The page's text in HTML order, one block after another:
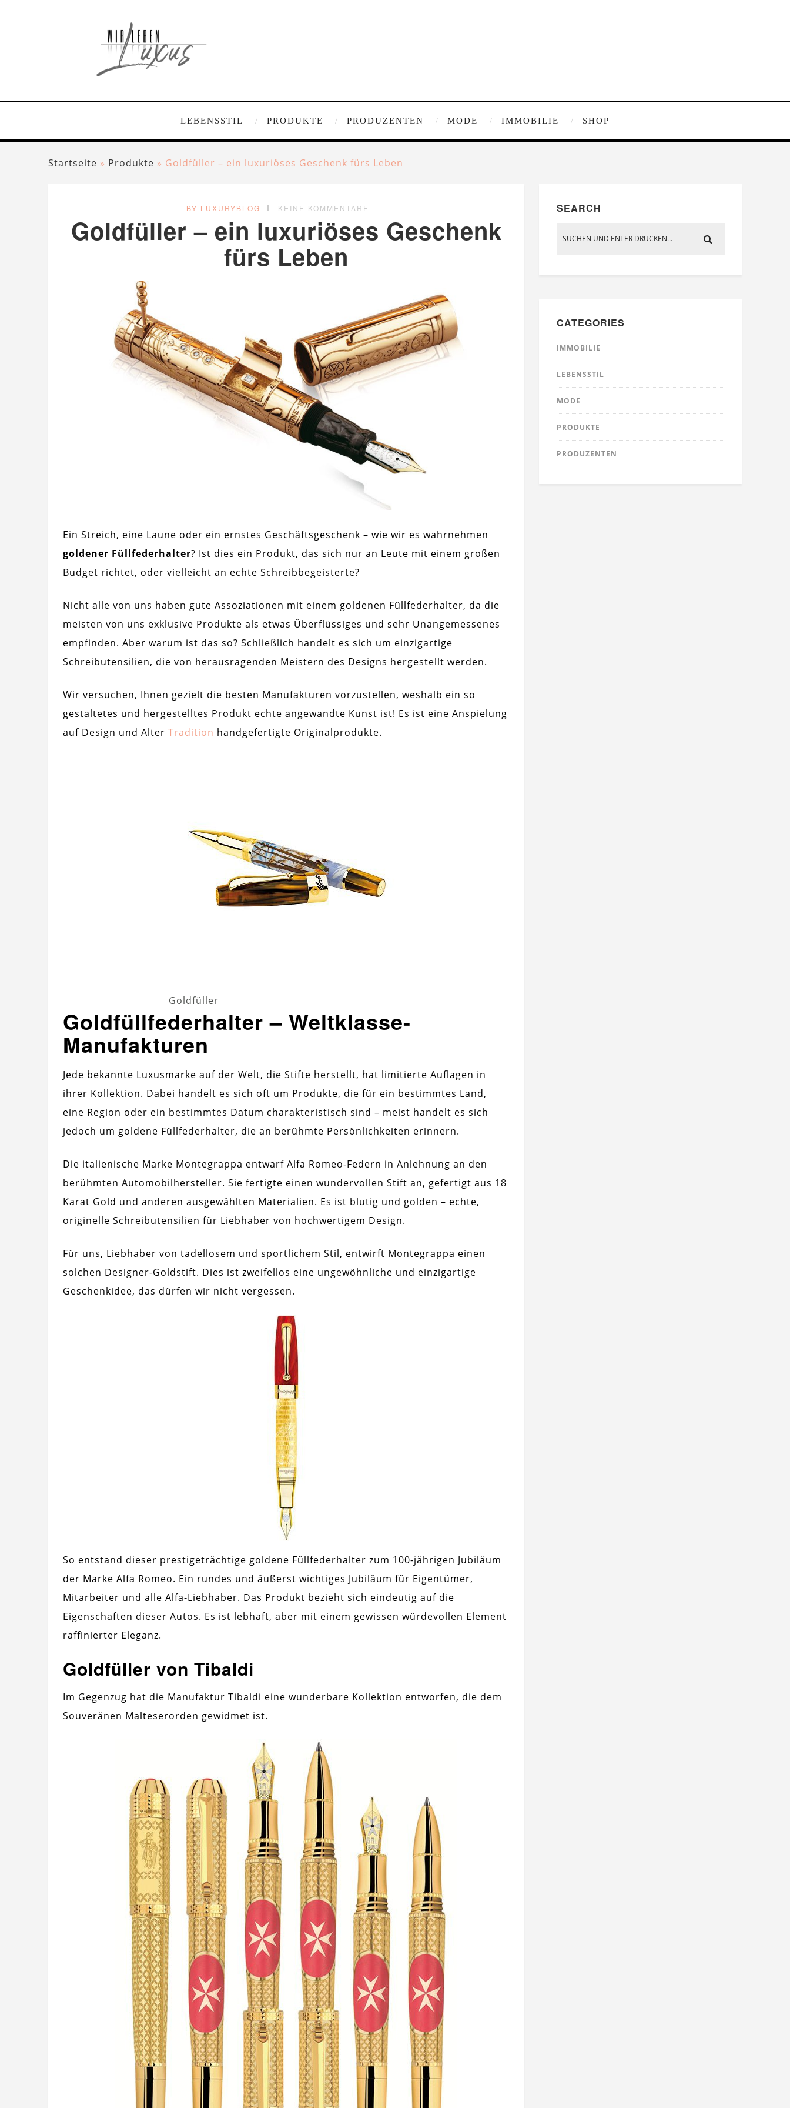
LEBENSSTIL PRODUKTE PRODUZENTEN MODE IMMOBILIE SHOP
Startseite » Produkte » Goldfüller – ein luxuriöses Geschenk fürs Leben
BY LUXURYBLOG KEINE KOMMENTARE
Goldfüller – ein luxuriöses Geschenk
fürs Leben
Ein Streich, eine Laune oder ein ernstes Geschäftsgeschenk – wie wir es wahrnehmen
goldener Füllfederhalter? Ist dies ein Produkt, das sich nur an Leute mit einem großen
Budget richtet, oder vielleicht an echte Schreibbegeisterte?
Nicht alle von uns haben gute Assoziationen mit einem goldenen Füllfederhalter, da die
meisten von uns exklusive Produkte als etwas Überflüssiges und sehr Unangemessenes
empfinden. Aber warum ist das so? Schließlich handelt es sich um einzigartige
Schreibutensilien, die von herausragenden Meistern des Designs hergestellt werden.
Wir versuchen, Ihnen gezielt die besten Manufakturen vorzustellen, weshalb ein so
gestaltetes und hergestelltes Produkt echte angewandte Kunst ist! Es ist eine Anspielung
auf Design und Alter Tradition handgefertigte Originalprodukte.
Goldfüller
Goldfüllfederhalter – Weltklasse-
Manufakturen
Jede bekannte Luxusmarke auf der Welt, die Stifte herstellt, hat limitierte Auflagen in
ihrer Kollektion. Dabei handelt es sich oft um Produkte, die für ein bestimmtes Land,
eine Region oder ein bestimmtes Datum charakteristisch sind – meist handelt es sich
jedoch um goldene Füllfederhalter, die an berühmte Persönlichkeiten erinnern.
Die italienische Marke Montegrappa entwarf Alfa Romeo-Federn in Anlehnung an den
berühmten Automobilhersteller. Sie fertigte einen wundervollen Stift an, gefertigt aus 18
Karat Gold und anderen ausgewählten Materialien. Es ist blutig und golden – echte,
originelle Schreibutensilien für Liebhaber von hochwertigem Design.
Für uns, Liebhaber von tadellosem und sportlichem Stil, entwirft Montegrappa einen
solchen Designer-Goldstift. Dies ist zweifellos eine ungewöhnliche und einzigartige
Geschenkidee, das dürfen wir nicht vergessen.
So entstand dieser prestigeträchtige goldene Füllfederhalter zum 100-jährigen Jubiläum
der Marke Alfa Romeo. Ein rundes und äußerst wichtiges Jubiläum für Eigentümer,
Mitarbeiter und alle Alfa-Liebhaber. Das Produkt bezieht sich eindeutig auf die
Eigenschaften dieser Autos. Es ist lebhaft, aber mit einem gewissen würdevollen Element
raffinierter Eleganz.
Goldfüller von Tibaldi
Im Gegenzug hat die Manufaktur Tibaldi eine wunderbare Kollektion entworfen, die dem
Souveränen Malteserorden gewidmet ist.
SEARCH
CATEGORIES
IMMOBILIE
LEBENSSTIL
MODE
PRODUKTE
PRODUZENTEN